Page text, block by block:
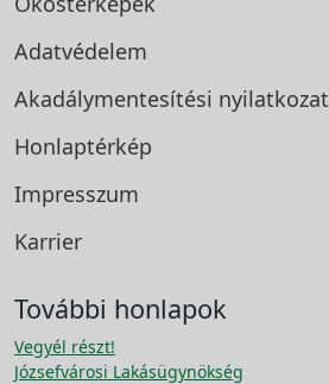
Adatvédelem
Akadálymentesítési nyilatkozat
Honlaptérkép
Impresszum
Karrier
További honlapok
Vegyél részt!
Józsefvárosi Lakásügynökség